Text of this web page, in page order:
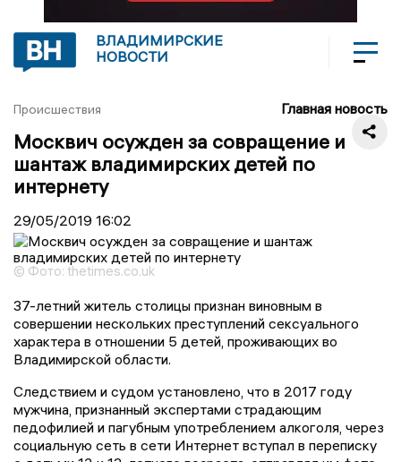
ВЛАДИМИРСКИЕ
НОВОСТИ
Происшествия Главная новость
Москвич осужден за совращение и
шантаж владимирских детей по
интернету
29/05/2019 16:02
© Фото: thetimes.co.uk
37-летний житель столицы признан виновным в
совершении нескольких преступлений сексуального
характера в отношении 5 детей, проживающих во
Владимирской области.
Следствием и судом установлено, что в 2017 году
мужчина, признанный экспертами страдающим
педофилией и пагубным употреблением алкоголя, через
социальную сеть в сети Интернет вступал в переписку